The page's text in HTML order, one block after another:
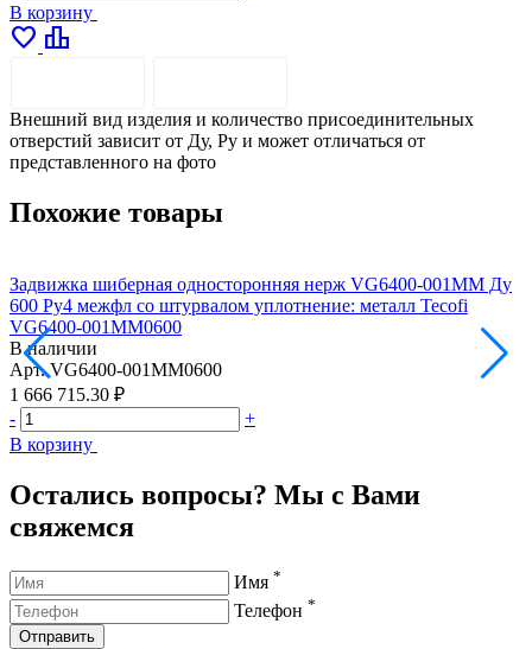
В корзину
favorite leaderboard
Внешний вид изделия и количество присоединительных
отверстий зависит от Ду, Pу и может отличаться от
представленного на фото
Похожие товары
Задвижка шиберная односторонняя нерж VG6400-001MM Ду
600 Ру4 межфл со штурвалом уплотнение: металл Tecofi
VG6400-001MM0600
В наличии
Арт. VG6400-001MM0600
1 666 715.30 ₽
-
+
В корзину
Остались вопросы? Мы с Вами
свяжемся
Имя *
Телефон *
Отправить